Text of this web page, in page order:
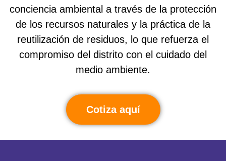
conciencia ambiental a través de la protección
de los recursos naturales y la práctica de la
reutilización de residuos, lo que refuerza el
compromiso del distrito con el cuidado del
medio ambiente.
Cotiza aquí